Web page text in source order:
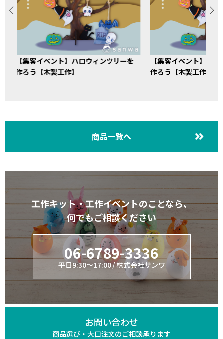
【集客イベント】ハロウィンツリーを
作ろう【木製工作】
【集客イベント】ハ
作ろう【木製工作】
商品一覧へ
工作キット・工作イベントのことなら、
何でもご相談ください
06-6789-3336
平日9:30～17:00 / 株式会社サンワ
お問い合わせ
商品選び・大口注文のご相談承ります